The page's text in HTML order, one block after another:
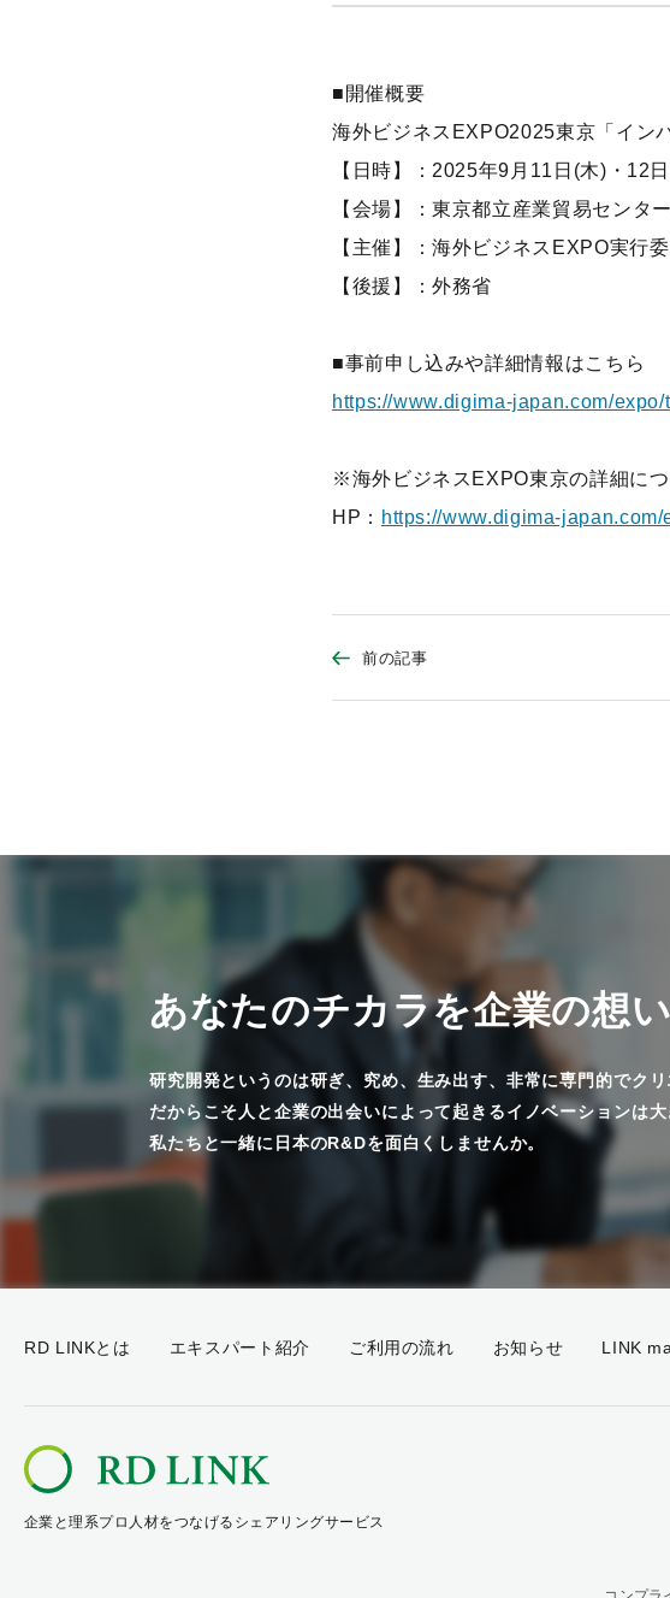
■開催概要
海外ビジネスEXPO2025東京「イン
【日時】：2025年9月11日(木)・12
【会場】：東京都立産業貿易センタ
【主催】：海外ビジネスEXPO実行
【後援】：外務省
■事前申し込みや詳細情報はこちら
https://www.digima-japan.com/
※海外ビジネスEXPO東京の詳細に
HP： https://www.digima-
前の記事
あなたのチカラを企業の想
研究開発というのは研ぎ、究め、生み出す、非常に専門的でクリ
だからこそ人と企業の出会いによって起きるイノベーションは大
私たちと一緒に日本のR&Dを面白くしませんか。
RD LINKとは エキスパート紹介 ご利用の流れ お知らせ LINK
企業と理系プロ人材をつなげるシェアリングサービス